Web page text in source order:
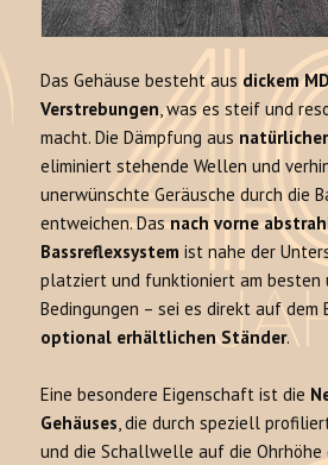
Das Gehäuse besteht aus dickem
Verstrebungen, was es steif und
macht. Die Dämpfung aus
eliminiert stehende Wellen und
unerwünschte Geräusche durch die
entweichen. Dasnach vorne
Bassreflexsystem ist nahe der
platziert und funktioniert am besten
Bedingungen – sei es direkt auf dem
optional erhältlichen Ständer.
Eine besondere Eigenschaft ist die
Gehäuses, die durch speziell
und die Schallwelle auf die